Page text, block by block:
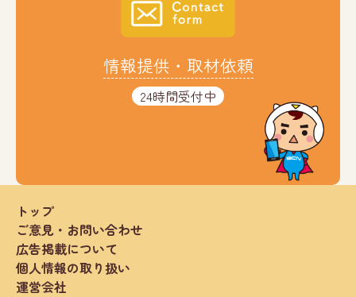
情報提供・取材依頼
24時間受付中
トップ
ご意見・お問い合わせ
広告掲載について
個人情報の取り扱い
運営会社